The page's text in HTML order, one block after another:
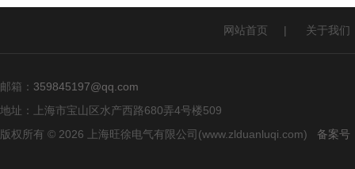
网站首页 | 关于我们
邮箱： 359845197@qq.com
地址：上海市宝山区水产西路680弄4号楼509
版权所有 © 2026 上海旺徐电气有限公司(www.zlduanluqi.com) 备案号